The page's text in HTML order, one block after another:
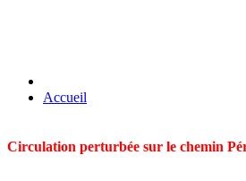
Accueil
Circulation perturbée sur le chemin